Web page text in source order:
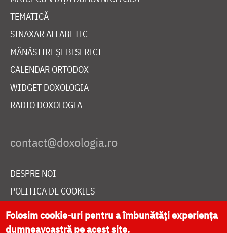
TEMATICĂ
SINAXAR ALFABETIC
MĂNĂSTIRI ȘI BISERICI
CALENDAR ORTODOX
WIDGET DOXOLOGIA
RADIO DOXOLOGIA
DESPRE NOI
POLITICA DE COOKIES
DONEAZĂ ONLINE PENTRU CATEDRALA NAȚIONALĂ
Folosim cookie-uri pentru a îmbunătăți experiența
dumneavoastră pe acest site.